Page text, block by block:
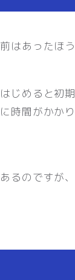
はあったほう
じめると初
時間がかか
るのですが